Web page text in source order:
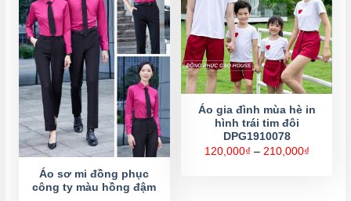
Áo sơ mi đồng phục
công ty màu hồng đậm
Áo gia đình mùa hè in
hình trái tim đôi
DPG1910078
120,000₫ – 210,000₫Khoảng